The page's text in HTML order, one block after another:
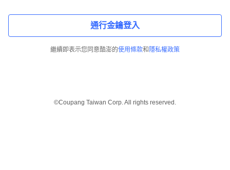
通行金鑰登入
繼續即表示您同意酷澎的使用條款和 隱私權政策
©Coupang Taiwan Corp. All rights reserved.